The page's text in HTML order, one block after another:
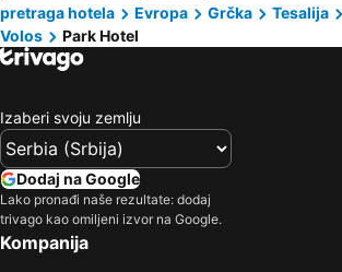
pretraga hotela
Evropa Grčka Tesalija
Volos
Park Hotel
Izaberi svoju zemlju
Dodaj na Google
Lako pronađi naše rezultate: dodaj
trivago kao omiljeni izvor na Google.
Kompanija